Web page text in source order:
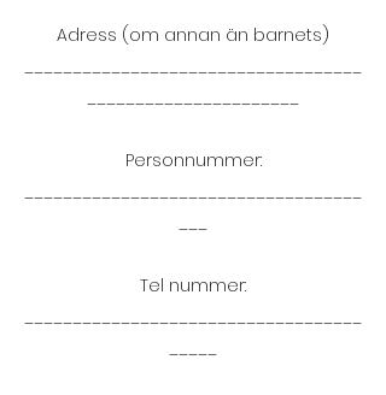
Adress (om annan än barnets)
___________________________________
______________________
Personnummer:
___________________________________
___
Tel nummer:
___________________________________
_____